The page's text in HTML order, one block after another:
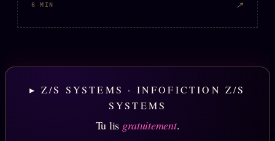
6 MIN ↗
▸ Z/S SYSTEMS · INFOFICTION Z/S
SYSTEMS
Tu lis gratuitement.